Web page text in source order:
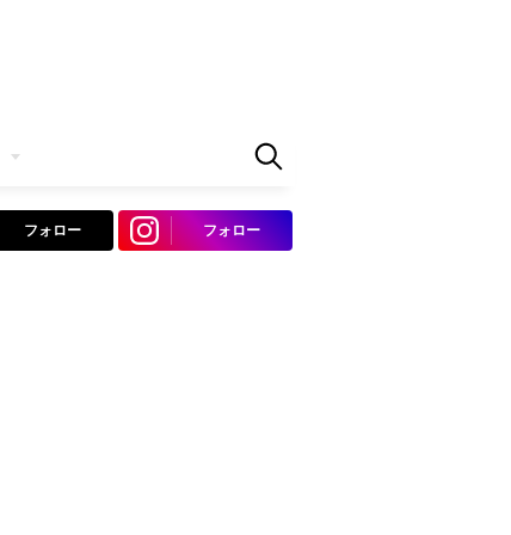
フォロー フォロー